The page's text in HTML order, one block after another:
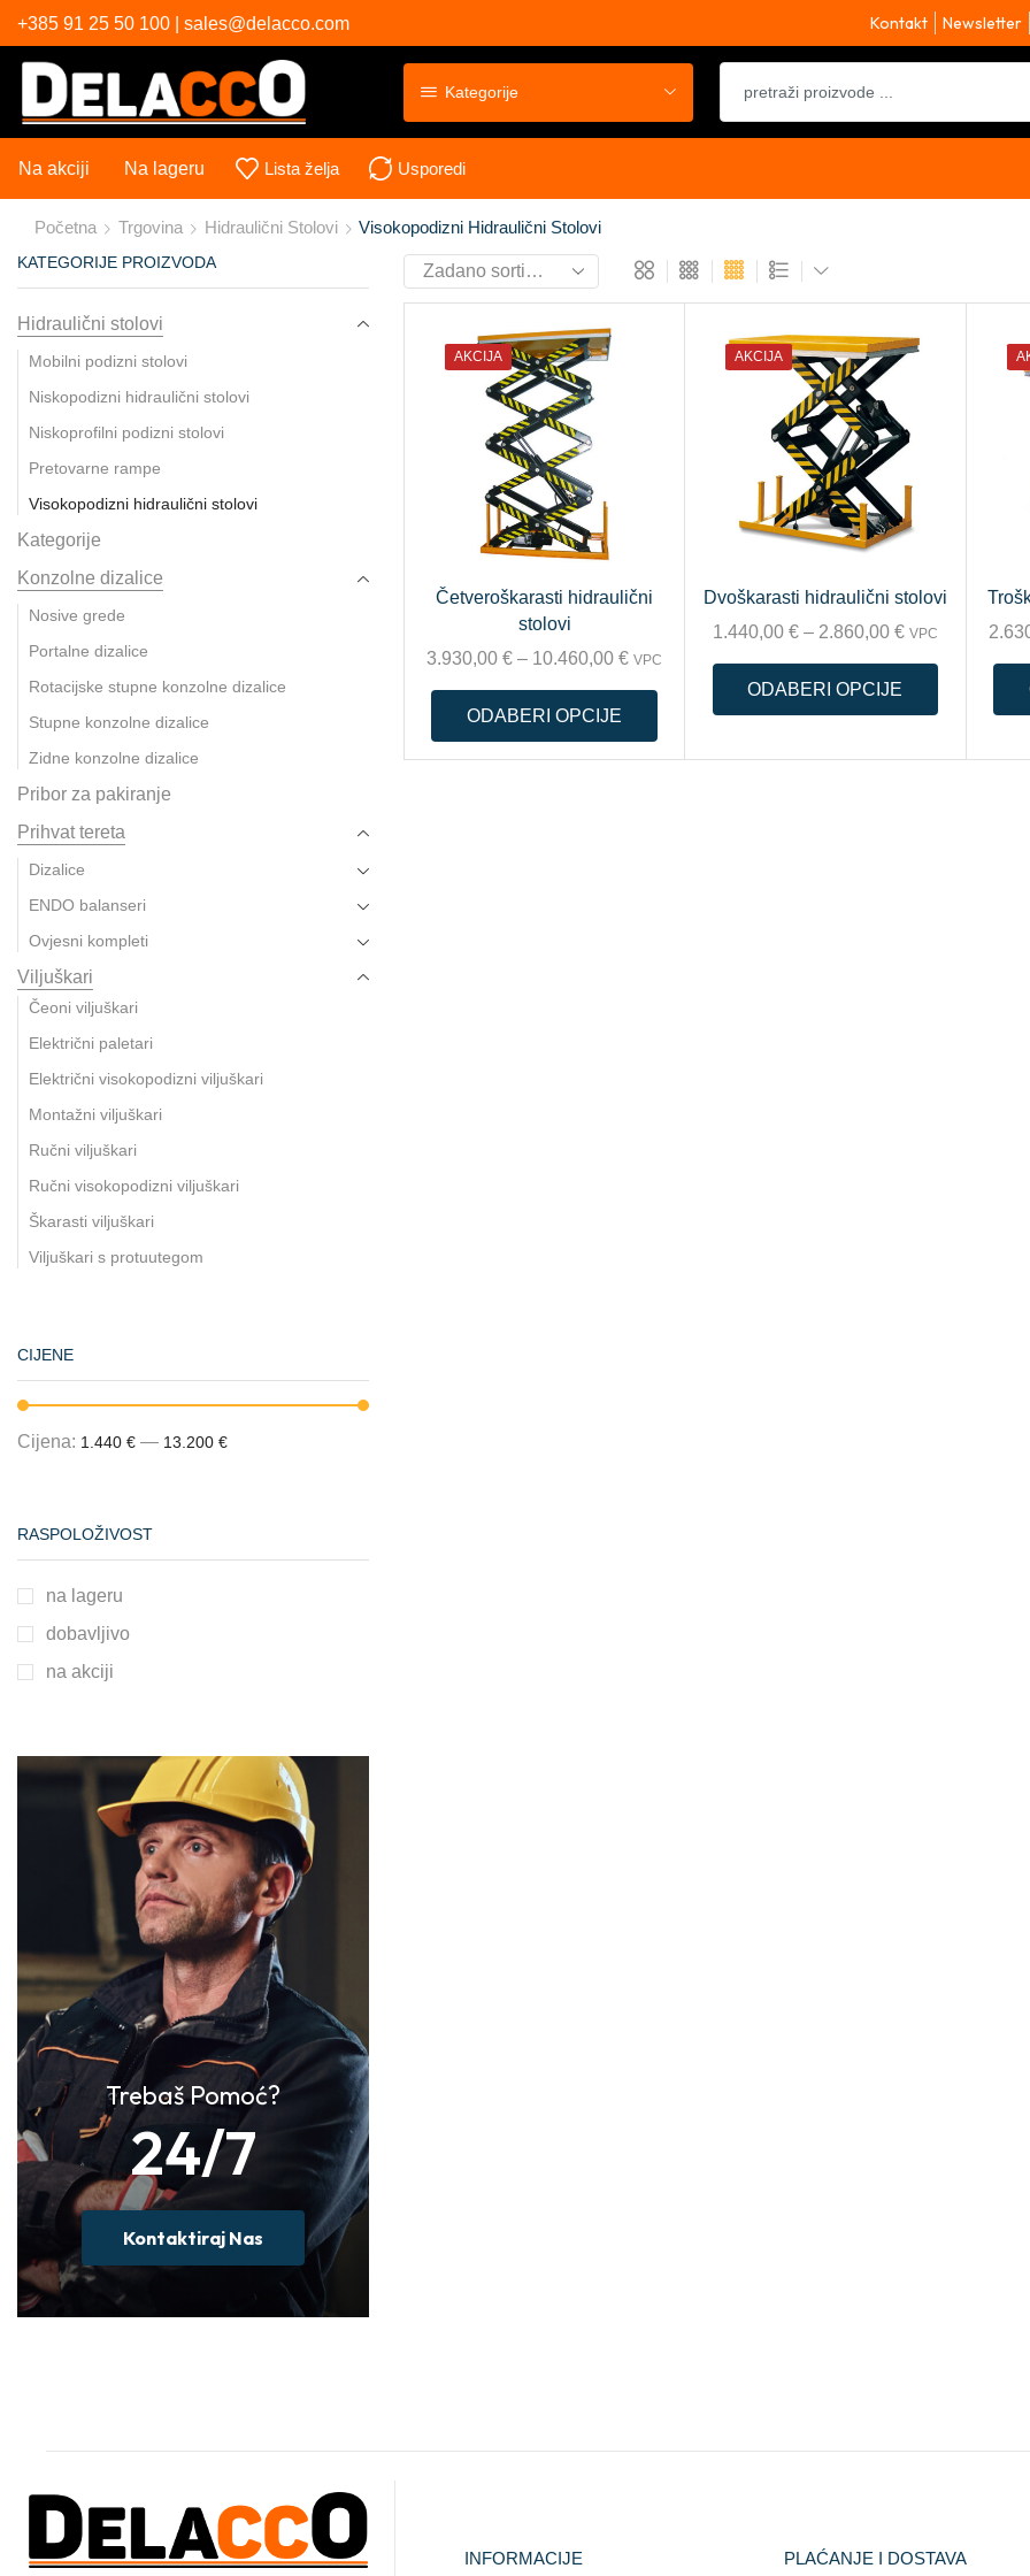
+385 91 25 50 100 | sales@delacco.com Kontakt Newsletter
Kategorije
Na akciji Na lageru Lista želja Usporedi
Početna Trgovina Hidraulični Stolovi Visokopodizni Hidraulični Stolovi
AKCIJA
Četveroškarasti hidraulični
stolovi
3.930,00€ – 10.460,00€ VPC
ODABERI OPCIJE
AKCIJA
Dvoškarasti hidraulični stolovi
1.440,00 €– 2.860,00 € VPC
ODABERI OPCIJE
KATEGORIJE PROIZVODA
Hidraulični stolovi
Mobilni podizni stolovi
Niskopodizni hidraulični stolovi
Niskoprofilni podizni stolovi
Pretovarne rampe
Visokopodizni hidraulični stolovi
Kategorije
Konzolne dizalice
Nosive grede
Portalne dizalice
Rotacijske stupne konzolne dizalice
Stupne konzolne dizalice
Zidne konzolne dizalice
Pribor za pakiranje
Prihvat tereta
Dizalice
ENDO balanseri
Ovjesni kompleti
Viljuškari
Čeoni viljuškari
Električni paletari
Električni visokopodizni viljuškari
Montažni viljuškari
Ručni viljuškari
Ručni visokopodizni viljuškari
Škarasti viljuškari
Viljuškari s protuutegom
CIJENE
Cijena: 1.440 € — 13.200 €
RASPOLOŽIVOST
na lageru
dobavljivo
na akciji
Trebaš Pomoć?
24/7
Kontaktiraj Nas
INFORMACIJE PLAĆANJE I DOSTAVA